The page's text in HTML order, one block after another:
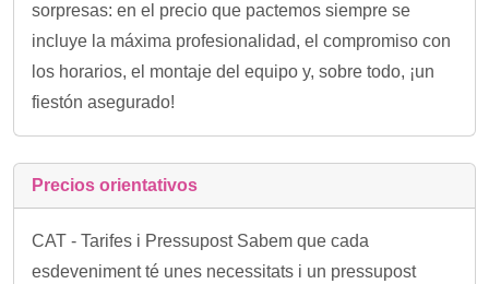
sorpresas: en el precio que pactemos siempre se
incluye la máxima profesionalidad, el compromiso con
los horarios, el montaje del equipo y, sobre todo, ¡un
fiestón asegurado!
Precios orientativos
CAT - Tarifes i Pressupost Sabem que cada
esdeveniment té unes necessitats i un pressupost